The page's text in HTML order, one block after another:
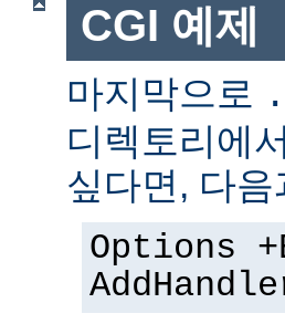
CGI 예제
마지막으로
디렉토리에
싶다면, 다
Options